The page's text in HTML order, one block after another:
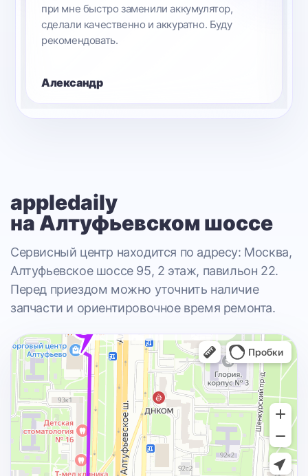
Женя
appledaily
на Алтуфьевском шоссе
Сервисный центр находится по адресу: Москва,
Алтуфьевское шоссе 95, 2 этаж, павильон 22.
Перед приездом можно уточнить наличие
запчасти и ориентировочное время ремонта.